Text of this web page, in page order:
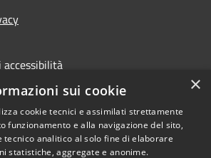
accessibilità
×
sui cookie
cookie tecnici e assimilati strettamente
funzionamento e alla navigazione del sito,
tecnico analitico al solo fine di elaborare
statistiche, aggregate e anonime.